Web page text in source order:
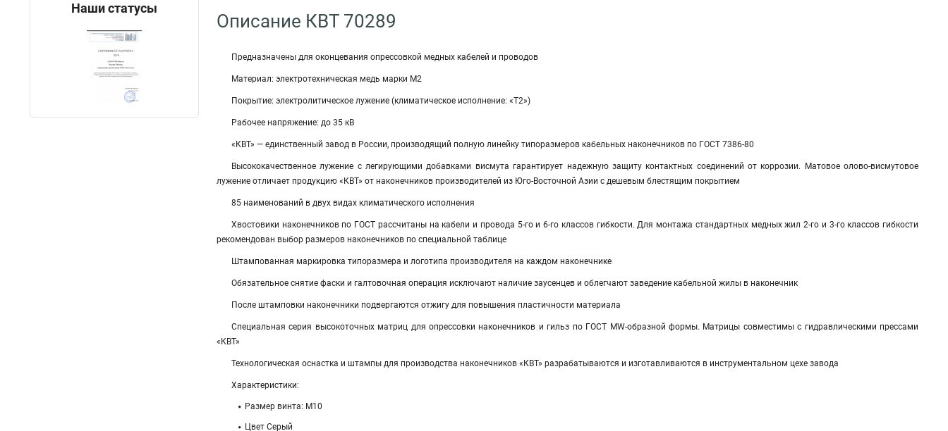
Наши статусы
Описание КВТ 70289
Предназначены для оконцевания опрессовкой медных кабелей и проводов
Материал: электротехническая медь марки М2
Покрытие: электролитическое лужение (климатическое исполнение: «Т2»)
Рабочее напряжение: до 35 кВ
«КВТ» — единственный завод в России, производящий полную линейку типоразмеров кабельных наконечников по ГОСТ 7386-80
Высококачественное лужение с легирующими добавками висмута гарантирует надежную защиту контактных соединений от коррозии. Матовое олово-висмутовое
лужение отличает продукцию «КВТ» от наконечников производителей из Юго-Восточной Азии с дешевым блестящим покрытием
85 наименований в двух видах климатического исполнения
Хвостовики наконечников по ГОСТ рассчитаны на кабели и провода 5-го и 6-го классов гибкости. Для монтажа стандартных медных жил 2-го и 3-го классов гибкости
рекомендован выбор размеров наконечников по специальной таблице
Штампованная маркировка типоразмера и логотипа производителя на каждом наконечнике
Обязательное снятие фаски и галтовочная операция исключают наличие заусенцев и облегчают заведение кабельной жилы в наконечник
После штамповки наконечники подвергаются отжигу для повышения пластичности материала
Специальная серия высокоточных матриц для опрессовки наконечников и гильз по ГОСТ MW-образной формы. Матрицы совместимы с гидравлическими прессами
«КВТ»
Технологическая оснастка и штампы для производства наконечников «КВТ» разрабатываются и изготавливаются в инструментальном цехе завода
Характеристики:
Размер винта: М10
Цвет Серый